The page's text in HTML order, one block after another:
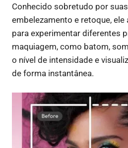
Conhecido sobretudo por
embelezamento e retoque, ele
para experimentar diferentes
maquiagem, como batom,
o nível de intensidade e
de forma instantânea.